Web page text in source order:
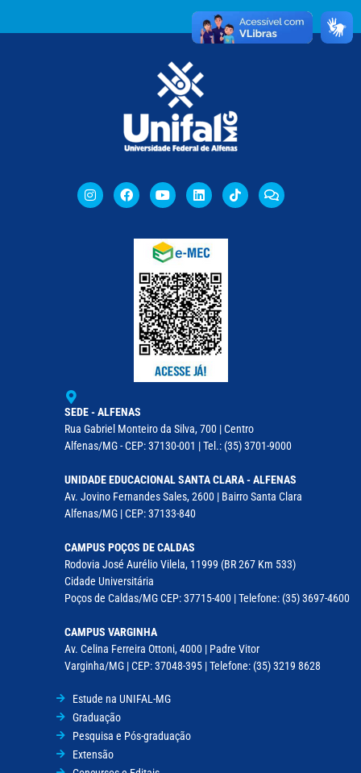
SEDE - ALFENAS
Rua Gabriel Monteiro da Silva, 700 | Centro
Alfenas/MG - CEP: 37130-001 | Tel.: (35) 3701-9000
UNIDADE EDUCACIONAL SANTA CLARA - ALFENAS
Av. Jovino Fernandes Sales, 2600 | Bairro Santa Clara
Alfenas/MG | CEP: 37133-840
CAMPUS POÇOS DE CALDAS
Rodovia José Aurélio Vilela, 11999 (BR 267 Km 533)
Cidade Universitária
Poços de Caldas/MG CEP: 37715-400 | Telefone: (35) 3697-4600
CAMPUS VARGINHA
Av. Celina Ferreira Ottoni, 4000 | Padre Vitor
Varginha/MG | CEP: 37048-395 | Telefone: (35) 3219 8628
Estude na UNIFAL-MG
Graduação
Pesquisa e Pós-graduação
Extensão